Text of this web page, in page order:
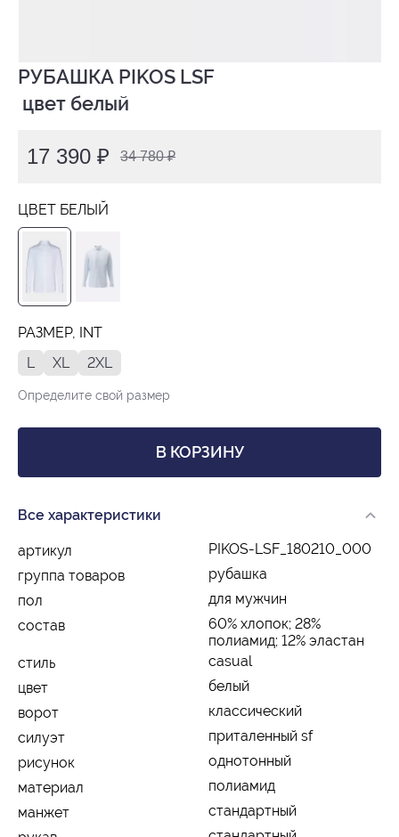
РУБАШКА PIKOS LSF
цвет белый
17 390 ₽ 34 780 ₽
ЦВЕТ БЕЛЫЙ
РАЗМЕР, INT
L
XL 2XL
Определите свой размер
В КОРЗИНУ
Все характеристики
артикул
PIKOS-LSF_180210_000
группа товаров
рубашка
пол
для мужчин
состав
60% хлопок; 28%
полиамид; 12% эластан
стиль
casual
цвет
белый
ворот
классический
силуэт
приталенный sf
рисунок
однотонный
материал
полиамид
манжет
стандартный